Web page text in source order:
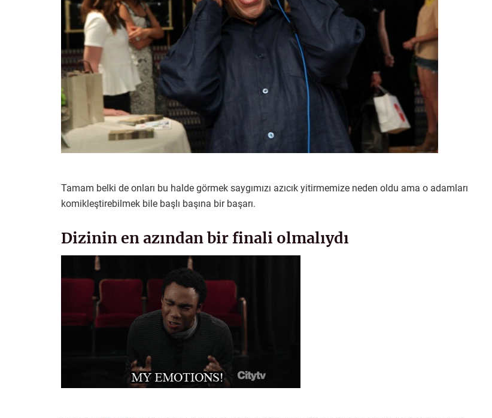
Tamam belki de onları bu halde görmek saygımızı azıcık yitirmemize neden oldu ama o adamları
komikleştirebilmek bile başlı başına bir başarı.
Dizinin en azından bir finali olmalıydı